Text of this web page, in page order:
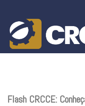
content
Flash CRCCE: